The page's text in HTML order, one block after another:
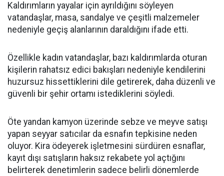
Kaldırımların yayalar için ayrıldığını söyleyen
vatandaşlar, masa, sandalye ve çeşitli malzemeler
nedeniyle geçiş alanlarının daraldığını ifade etti.
Özellikle kadın vatandaşlar, bazı kaldırımlarda oturan
kişilerin rahatsız edici bakışları nedeniyle kendilerini
huzursuz hissettiklerini dile getirerek, daha düzenli ve
güvenli bir şehir ortamı istediklerini söyledi.
Öte yandan kamyon üzerinde sebze ve meyve satışı
yapan seyyar satıcılar da esnafın tepkisine neden
oluyor. Kira ödeyerek işletmesini sürdüren esnaflar,
kayıt dışı satışların haksız rekabete yol açtığını
belirterek denetimlerin sadece belirli dönemlerde